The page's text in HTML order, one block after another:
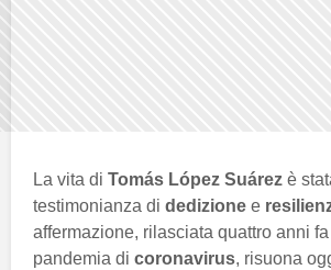
La vita di Tomás López Suárez è
testimonianza di dedizione e
affermazione, rilasciata quattro anni
pandemia di coronavirus, risuona